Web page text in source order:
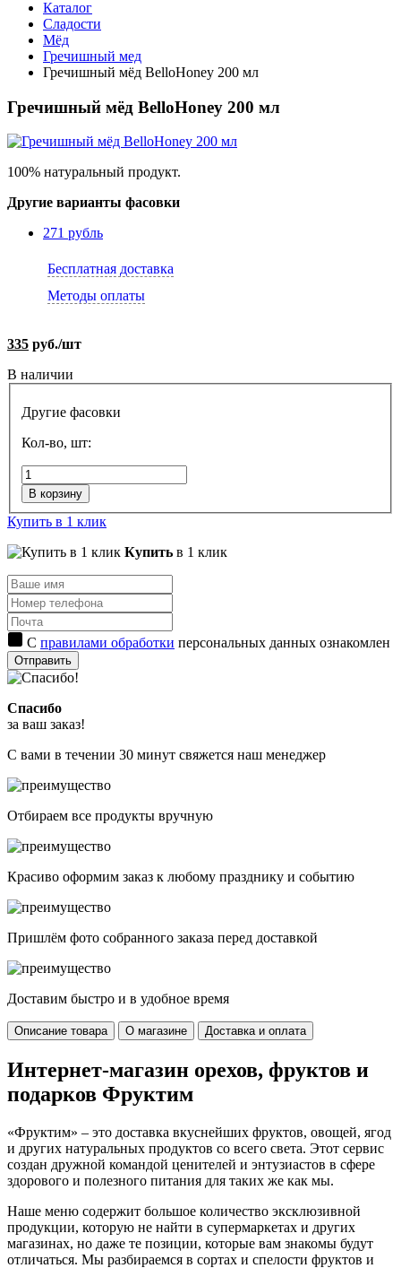
Каталог
Сладости
Мёд
Гречишный мед
Гречишный мёд BelloHoney 200 мл
Гречишный мёд BelloHoney 200 мл
100% натуральный продукт.
Другие варианты фасовки
271 рубль
Бесплатная доставка
Методы оплаты
335 руб./шт
В наличии
Другие фасовки
Кол-во, шт:
В корзину
Купить в 1 клик
Купить в 1 клик
С правилами обработки персональных данных ознакомлен
Отправить
Спасибо
за ваш заказ!
С вами в течении 30 минут свяжется наш менеджер
Отбираем все продукты вручную
Красиво оформим заказ к любому празднику и событию
Пришлём фото собранного заказа перед доставкой
Доставим быстро и в удобное время
Описание товара О магазине Доставка и оплата
Интернет-магазин орехов, фруктов и
подарков Фруктим
«Фруктим» – это доставка вкуснейших фруктов, овощей, ягод
и других натуральных продуктов со всего света. Этот сервис
создан дружной командой ценителей и энтузиастов в сфере
здорового и полезного питания для таких же как мы.
Наше меню содержит большое количество эксклюзивной
продукции, которую не найти в супермаркетах и других
магазинах, но даже те позиции, которые вам знакомы будут
отличаться. Мы разбираемся в сортах и спелости фруктов и